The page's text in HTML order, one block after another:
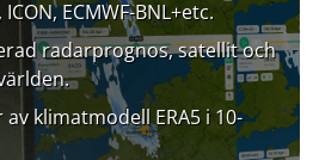
ECMWF-BNL+etc.
radarprognos, satellit och
klimatmodell ERA5 i 10-